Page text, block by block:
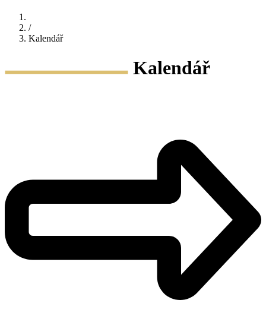
/
Kalendář
Kalendář